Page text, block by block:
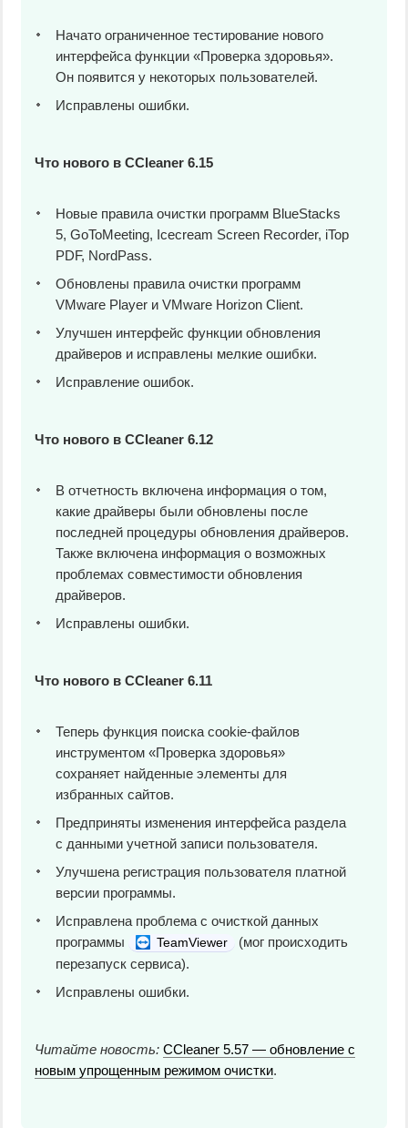
Начато ограниченное тестирование нового
интерфейса функции «Проверка здоровья».
Он появится у некоторых пользователей.
Исправлены ошибки.
Что нового в CCleaner 6.15
Новые правила очистки программ BlueStacks
5, GoToMeeting, Icecream Screen Recorder, iTop
PDF, NordPass.
Обновлены правила очистки программ
VMware Player и VMware Horizon Client.
Улучшен интерфейс функции обновления
драйверов и исправлены мелкие ошибки.
Исправление ошибок.
Что нового в CCleaner 6.12
В отчетность включена информация о том,
какие драйверы были обновлены после
последней процедуры обновления драйверов.
Также включена информация о возможных
проблемах совместимости обновления
драйверов.
Исправлены ошибки.
Что нового в CCleaner 6.11
Теперь функция поиска cookie-файлов
инструментом «Проверка здоровья»
сохраняет найденные элементы для
избранных сайтов.
Предприняты изменения интерфейса раздела
с данными учетной записи пользователя.
Улучшена регистрация пользователя платной
версии программы.
Исправлена проблема с очисткой данных
программы
TeamViewer
(мог происходить
перезапуск сервиса).
Исправлены ошибки.
Читайте новость: CCleaner 5.57 — обновление с
новым упрощенным режимом очистки.